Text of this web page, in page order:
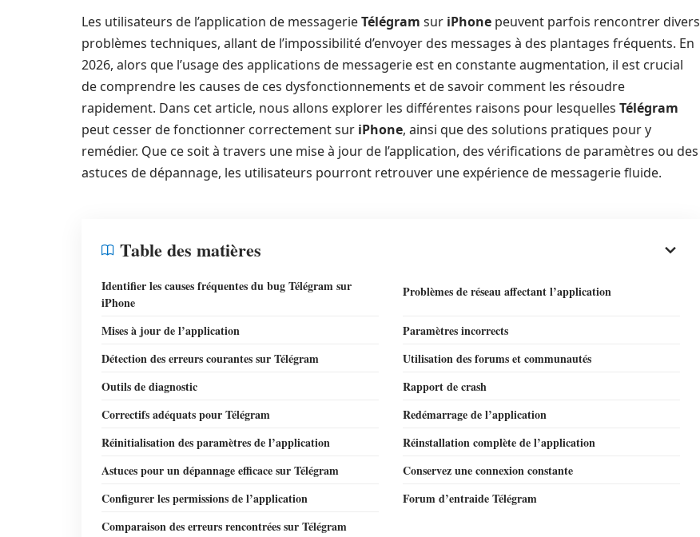
Les utilisateurs de l’application de messagerieTélégram sur iPhone peuvent parfois rencontrer divers
problèmes techniques, allant de l’impossibilité d’envoyer des messages à des plantages fréquents. En
2026, alors que l’usage des applications de messagerie est en constante augmentation, il est crucial
de comprendre les causes de ces dysfonctionnements et de savoir comment les résoudre
rapidement. Dans cet article, nous allons explorer les différentes raisons pour lesquelles Télégram
peut cesser de fonctionner correctement sur iPhone, ainsi que des solutions pratiques pour y
remédier. Que ce soit à travers une mise à jour de l’application, des vérifications de paramètres ou des
astuces de dépannage, les utilisateurs pourront retrouver une expérience de messagerie fluide.
Table des matières
Identifier les causes fréquentes du bug Télégram sur
iPhone
Problèmes de réseau affectant l’application
Mises à jour de l’application
Paramètres incorrects
Détection des erreurs courantes sur Télégram
Utilisation des forums et communautés
Outils de diagnostic
Rapport de crash
Correctifs adéquats pour Télégram
Redémarrage de l’application
Réinitialisation des paramètres de l’application
Réinstallation complète de l’application
Astuces pour un dépannage efficace sur Télégram
Conservez une connexion constante
Configurer les permissions de l’application
Forum d’entraide Télégram
Comparaison des erreurs rencontrées sur Télégram